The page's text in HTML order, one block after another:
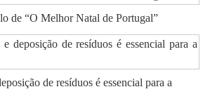
de “O Melhor Natal de Portugal”
de resíduos é essencial para a